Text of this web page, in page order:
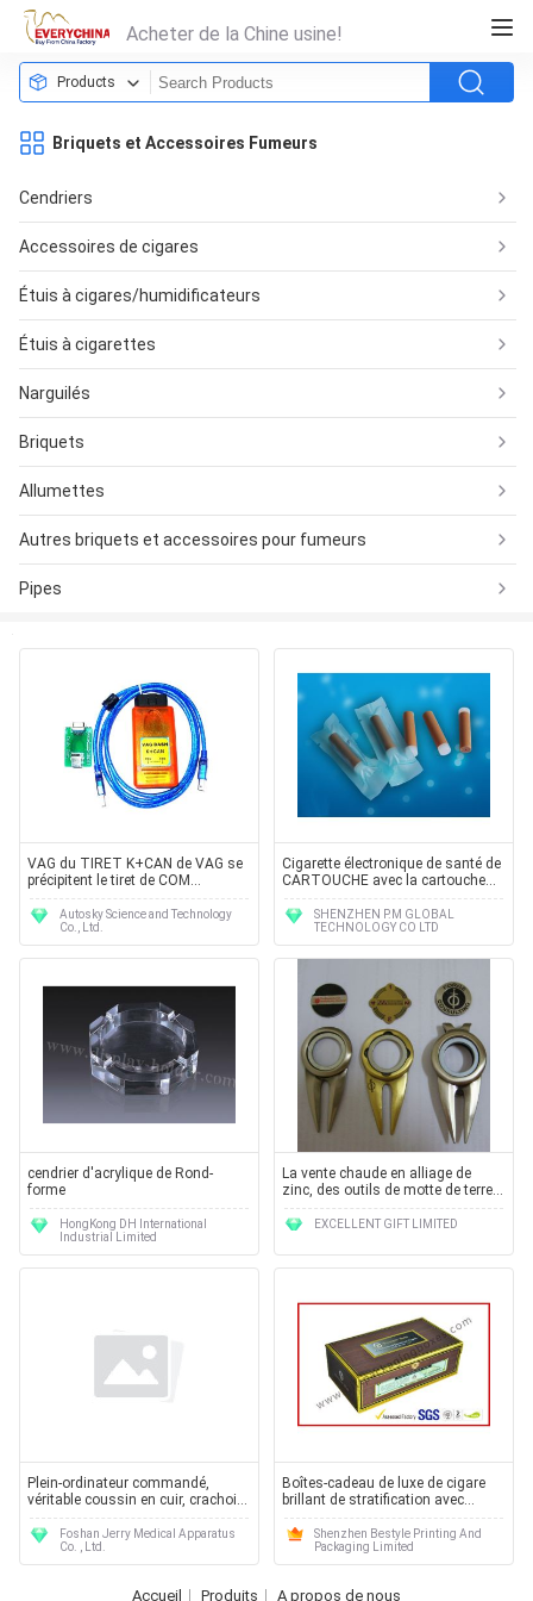
Acheter de la Chine usine!
Products
Briquets et Accessoires Fumeurs
Cendriers
Accessoires de cigares
Étuis à cigares/humidificateurs
Étuis à cigarettes
Narguilés
Briquets
Allumettes
Autres briquets et accessoires pour fumeurs
Pipes
VAG du TIRET K+CAN de VAG se
précipitent le tiret de COM
1.65+VAG peut 5,17
Autosky Science and Technology
Co., Ltd.
Cigarette électronique de santé de
CARTOUCHE avec la cartouche
401/402/403 de P.M.
SHENZHEN P.M GLOBAL
TECHNOLOGY CO LTD
cendrier d'acrylique de Rond-
forme
HongKong DH International
Industrial Limited
La vente chaude en alliage de
zinc, des outils de motte de terre
de moulage mécanique sous
pression avec des aimants
EXCELLENT GIFT LIMITED
Plein-ordinateur commandé,
véritable coussin en cuir, crachoir
en céramique rotatif--JY-6068
Foshan Jerry Medical Apparatus
Co. , Ltd.
Boîtes-cadeau de luxe de cigare
brillant de stratification avec
l'emballage de conseil de Dulex
Shenzhen Bestyle Printing And
Packaging Limited
Accueil Produits A propos de nous